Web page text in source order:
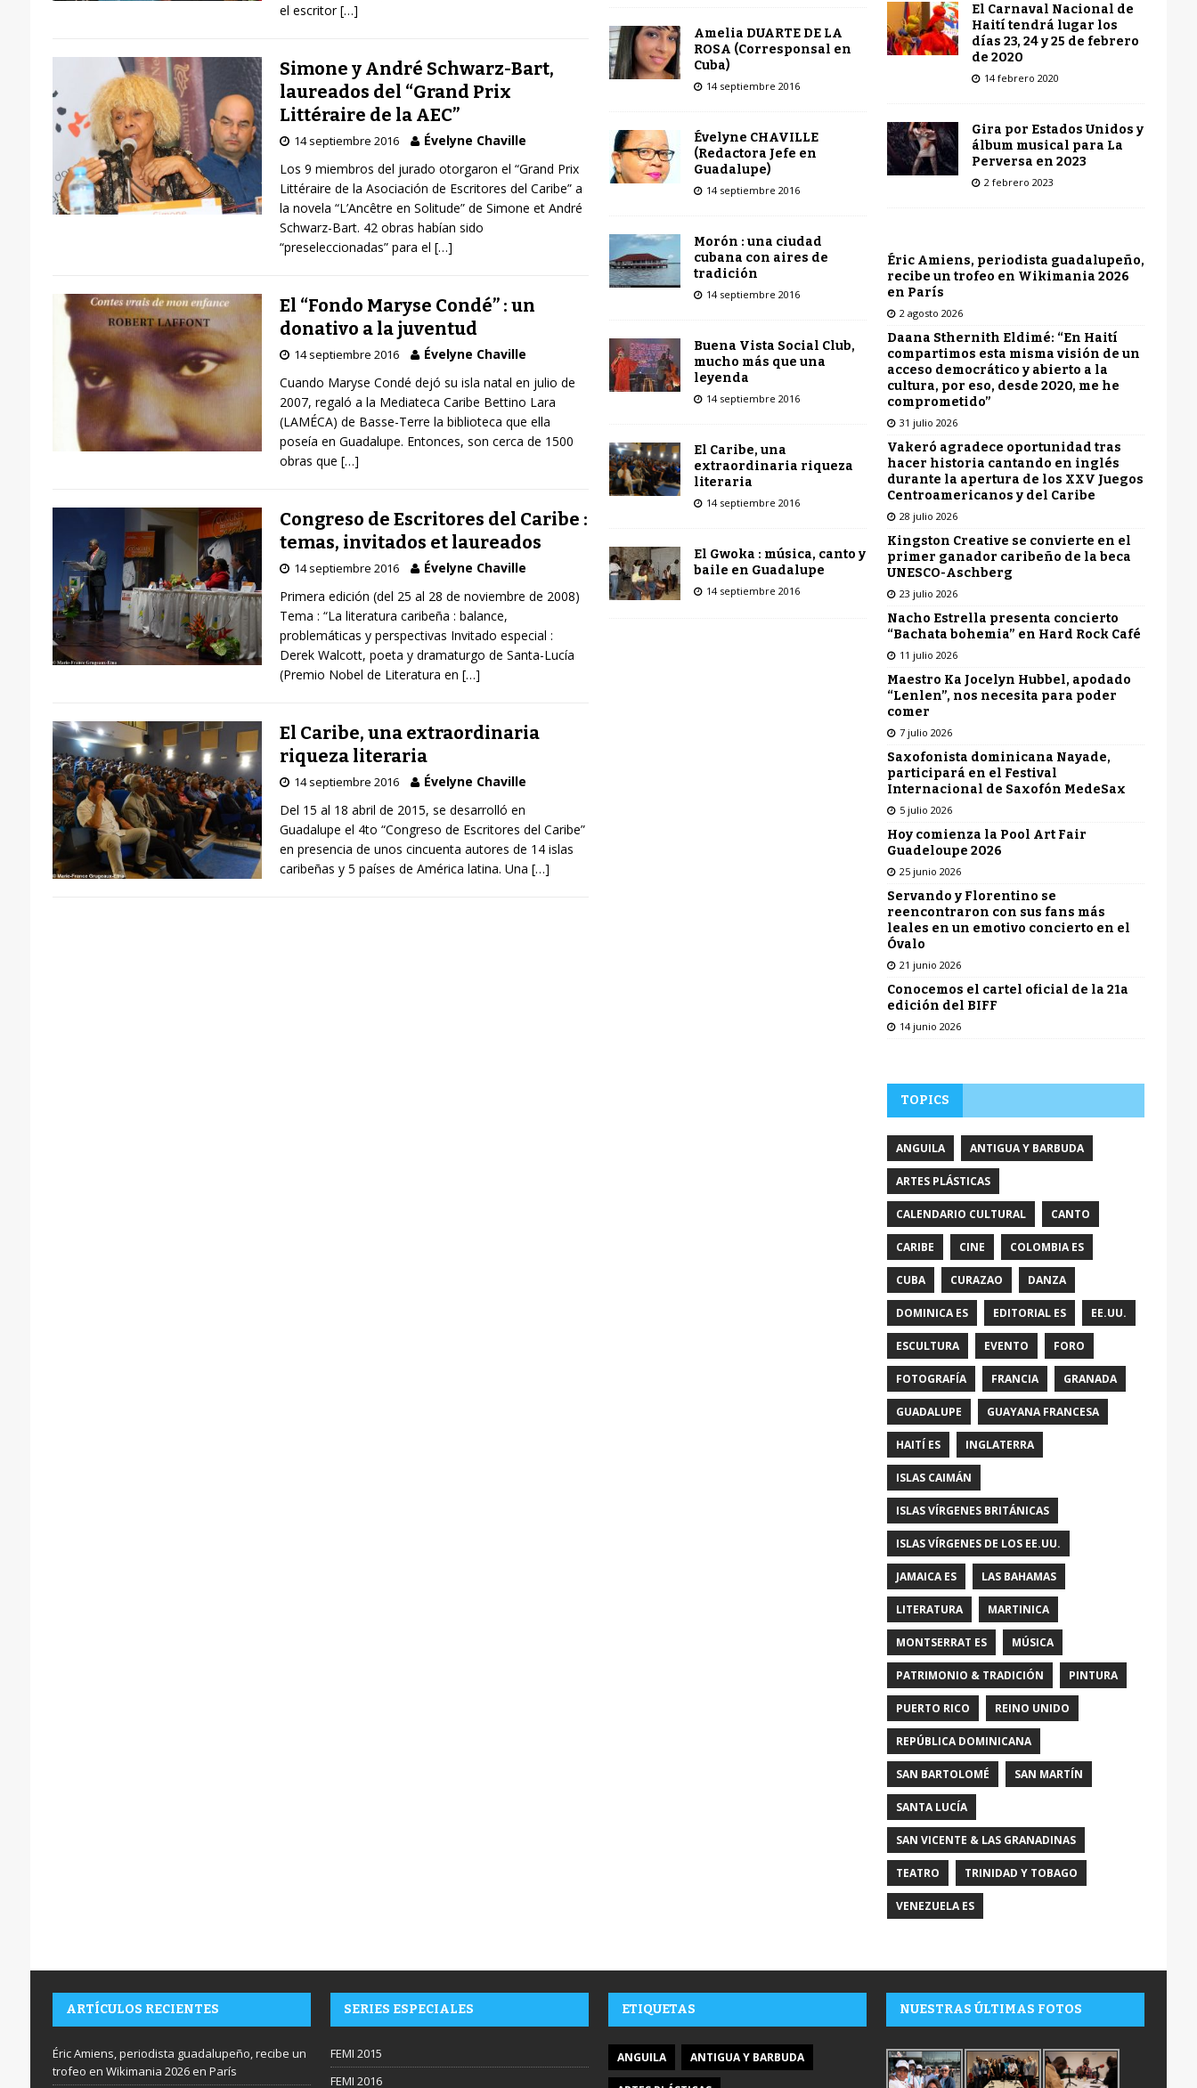
el escritor[…]
Simone y André Schwarz-Bart,
laureados del “Grand Prix
Littéraire de la AEC”
14 septiembre 2016
Évelyne Chaville
Los 9 miembros del jurado otorgaron el “Grand Prix
Littéraire de la Asociación de Escritores del Caribe” a
la novela “L’Ancêtre en Solitude” de Simone et André
Schwarz-Bart. 42 obras habían sido
“preseleccionadas” para el […]
El “Fondo Maryse Condé” : un
donativo a la juventud
14 septiembre 2016
Évelyne Chaville
Cuando Maryse Condé dejó su isla natal en julio de
2007, regaló a la Mediateca Caribe Bettino Lara
(LAMÉCA) de Basse-Terre la biblioteca que ella
poseía en Guadalupe. Entonces, son cerca de 1500
obras que […]
Congreso de Escritores del Caribe :
temas, invitados et laureados
14 septiembre 2016
Évelyne Chaville
Primera edición (del 25 al 28 de noviembre de 2008)
Tema : “La literatura caribeña : balance,
problemáticas y perspectivas Invitado especial :
Derek Walcott, poeta y dramaturgo de Santa-Lucía
(Premio Nobel de Literatura en […]
El Caribe, una extraordinaria
riqueza literaria
14 septiembre 2016
Évelyne Chaville
Del 15 al 18 abril de 2015, se desarrolló en
Guadalupe el 4to “Congreso de Escritores del Caribe”
en presencia de unos cincuenta autores de 14 islas
caribeñas y 5 países de América latina. Una […]
Amelia DUARTE DE LA
ROSA (Corresponsal en
Cuba)
14 septiembre 2016
Évelyne CHAVILLE
(Redactora Jefe en
Guadalupe)
14 septiembre 2016
Morón : una ciudad
cubana con aires de
tradición
14 septiembre 2016
Buena Vista Social Club,
mucho más que una
leyenda
14 septiembre 2016
El Caribe, una
extraordinaria riqueza
literaria
14 septiembre 2016
El Gwoka : música, canto y
baile en Guadalupe
14 septiembre 2016
El Carnaval Nacional de
Haití tendrá lugar los
días 23, 24 y 25 de febrero
de 2020
14 febrero 2020
Gira por Estados Unidos y
álbum musical para La
Perversa en 2023
2 febrero 2023
Éric Amiens, periodista guadalupeño,
recibe un trofeo en Wikimania 2026
en París
2 agosto 2026
Daana Sthernith Eldimé: “En Haití
compartimos esta misma visión de un
acceso democrático y abierto a la
cultura, por eso, desde 2020, me he
comprometido”
31 julio 2026
Vakeró agradece oportunidad tras
hacer historia cantando en inglés
durante la apertura de los XXV Juegos
Centroamericanos y del Caribe
28 julio 2026
Kingston Creative se convierte en el
primer ganador caribeño de la beca
UNESCO-Aschberg
23 julio 2026
Nacho Estrella presenta concierto
“Bachata bohemia” en Hard Rock Café
11 julio 2026
Maestro Ka Jocelyn Hubbel, apodado
“Lenlen”, nos necesita para poder
comer
7 julio 2026
Saxofonista dominicana Nayade,
participará en el Festival
Internacional de Saxofón MedeSax
5 julio 2026
Hoy comienza la Pool Art Fair
Guadeloupe 2026
25 junio 2026
Servando y Florentino se
reencontraron con sus fans más
leales en un emotivo concierto en el
Óvalo
21 junio 2026
Conocemos el cartel oficial de la 21a
edición del BIFF
14 junio 2026
TOPICS
ANGUILA ANTIGUA Y BARBUDA
ARTES PLÁSTICAS
CALENDARIO CULTURAL CANTO
CARIBE CINE COLOMBIA ES
CUBA CURAZAO DANZA
DOMINICA ES EDITORIAL ES EE.UU.
ESCULTURA EVENTO FORO
FOTOGRAFÍA FRANCIA GRANADA
GUADALUPE GUAYANA FRANCESA
HAITÍ ES INGLATERRA
ISLAS CAIMÁN
ISLAS VÍRGENES BRITÁNICAS
ISLAS VÍRGENES DE LOS EE.UU.
JAMAICA ES LAS BAHAMAS
LITERATURA MARTINICA
MONTSERRAT ES MÚSICA
PATRIMONIO & TRADICIÓN PINTURA
PUERTO RICO REINO UNIDO
REPÚBLICA DOMINICANA
SAN BARTOLOMÉ SAN MARTÍN
SANTA LUCÍA
SAN VICENTE & LAS GRANADINAS
TEATRO TRINIDAD Y TOBAGO
VENEZUELA ES
ARTÍCULOS RECIENTES
Éric Amiens, periodista guadalupeño, recibe un
trofeo en Wikimania 2026 en París
SERIES ESPECIALES
FEMI 2015
FEMI 2016
ETIQUETAS
ANGUILA ANTIGUA Y BARBUDA
NUESTRAS ÚLTIMAS FOTOS